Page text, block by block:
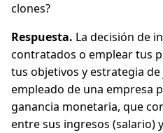
clones?
Respuesta. La decisión de
contratados o emplear tus
tus objetivos y estrategia
empleado de una empresa
ganancia monetaria, que
entre sus ingresos (salario)